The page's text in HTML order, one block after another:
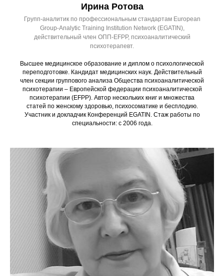
Ирина Ротова
Групп-аналитик по профессиональным стандартам European
Group-Analytic Training Institution Network (EGATIN),
действительный член ОПП-EFPP, психоаналитический
психотерапевт.
Высшее медицинское образование и диплом о психологической
переподготовке. Кандидат медицинских наук. Действительный
член секции группового анализа Общества психоаналитической
психотерапии – Европейской федерации психоаналитической
психотерапии (EFPP). Автор нескольких книг и множества
статей по женскому здоровью, психосоматике и бесплодию.
Участник и докладчик Конференций EGATIN. Стаж работы по
специальности: с 2006 года.